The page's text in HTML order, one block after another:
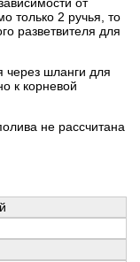
только 2 ручья, то
разветвителя для
через шланги для
к корневой
не рассчитана